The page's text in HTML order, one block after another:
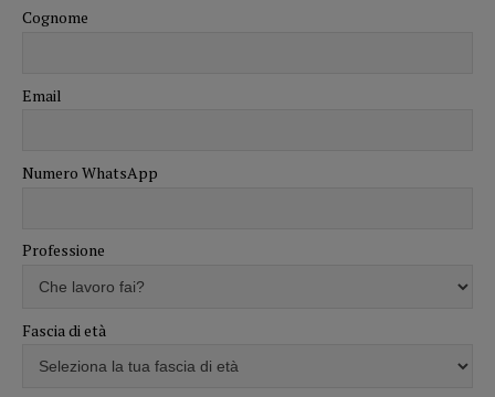
Cognome
Email
Numero WhatsApp
Professione
Fascia di età